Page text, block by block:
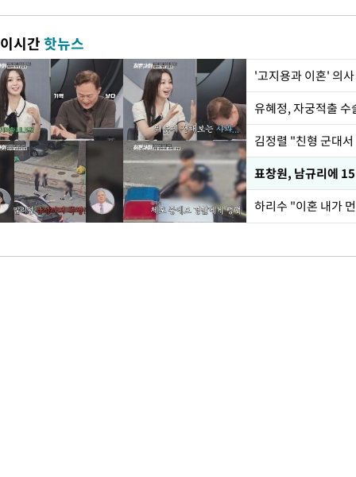
이시간핫뉴스
'고지용과 이혼' 의
유혜정, 자궁적출
김정렬 "친형 군대
하리수 "이혼 내가